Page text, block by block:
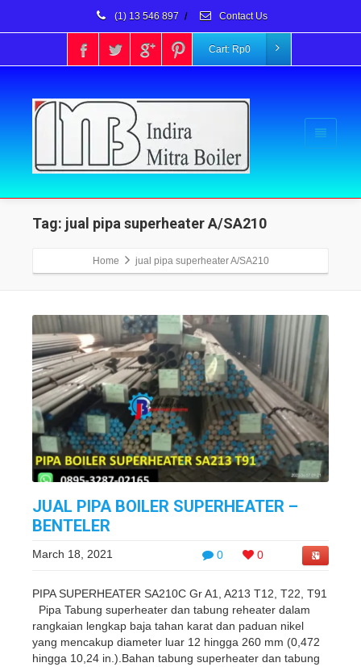
(1) 13 546 897 / Contact Us
Cart: Rp0
Tag: jual pipa superheater A/SA210
Home jual pipa superheater A/SA210
JUAL PIPA BOILER SUPERHEATER –
BENTELER
0 0
March 18, 2021
PIPA SUPERHEATER SA210C Gr A1, A213 T12, T22, T91
Pipa Tabung superheater dan tabung reheater dalam
rangkaian lengkap baja tahan karat dan paduan nikel
yang mencakup diameter luar 12 hingga 260 mm (0,472
hingga 10,24 in.).Bahan tabung superheater dan tabung